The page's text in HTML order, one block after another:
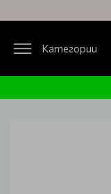
Категории